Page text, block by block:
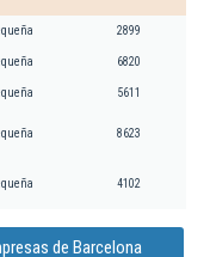
2899
6820
5611
8623
4102
de Barcelona